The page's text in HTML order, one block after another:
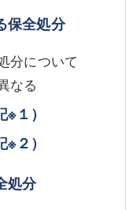
保全処分
分について
なる
※１ ）
※２）
処分